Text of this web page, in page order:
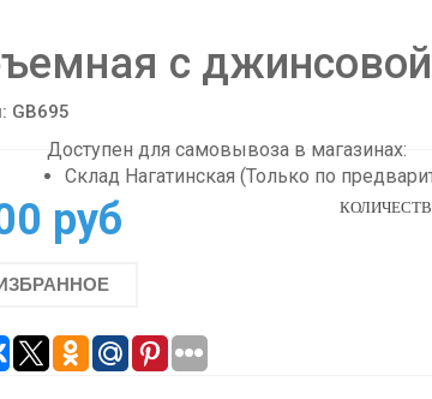
с
GB695
Доступен для самовывоза в магазинах:
Склад Нагатинская (Только по
руб